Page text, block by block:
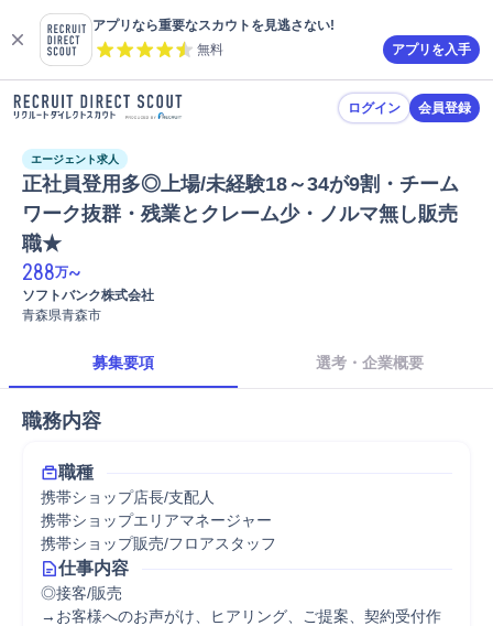
アプリなら重要なスカウトを見逃さない!
無料
アプリを入手
ログイン 会員登録
エージェント求人
正社員登用多◎上場/未経験18～34が9割・チーム
ワーク抜群・残業とクレーム少・ノルマ無し販売
職★
288万~
ソフトバンク株式会社
青森県青森市
募集要項 選考・企業概要
職務内容
職種
携帯ショップ店長/支配人
携帯ショップエリアマネージャー
携帯ショップ販売/フロアスタッフ
仕事内容
◎接客/販売
→お客様へのお声がけ、ヒアリング、ご提案、契約受付作